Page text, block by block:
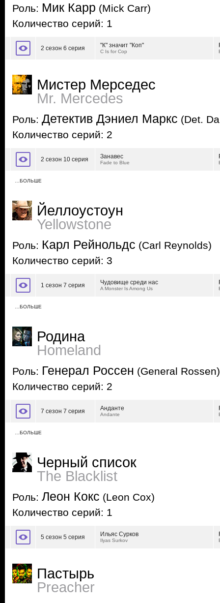
Роль: Мик Карр (Mick Carr)
Количество серий: 1
2 сезон 6 серия "К" значит "Коп"
C Is for Cop
Мистер Мерседес
Mr. Mercedes
Роль: Детектив Дэниел Маркс (Det.
Количество серий: 2
2 сезон 10 серия Занавес
Fade to Blue
…БОЛЬШЕ
Йеллоустоун
Yellowstone
Роль: Карл Рейнольдс (Carl Reynolds)
Количество серий: 3
1 сезон 7 серия Чудовище среди нас
A Monster Is Among Us
…БОЛЬШЕ
Родина
Homeland
Роль: Генерал Россен (General Rossen)
Количество серий: 2
7 сезон 7 серия Анданте
Andante
…БОЛЬШЕ
Черный список
The Blacklist
Роль: Леон Кокс (Leon Cox)
Количество серий: 1
5 сезон 5 серия Ильяс Сурков
Ilyas Surkov
Пастырь
Preacher